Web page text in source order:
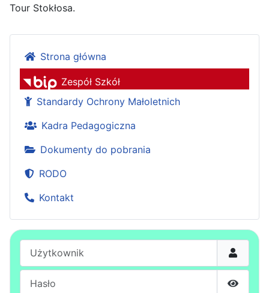
Tour Stokłosa.
Strona główna
Zespół Szkół
Standardy Ochrony Małoletnich
Kadra Pedagogiczna
Dokumenty do pobrania
RODO
Kontakt